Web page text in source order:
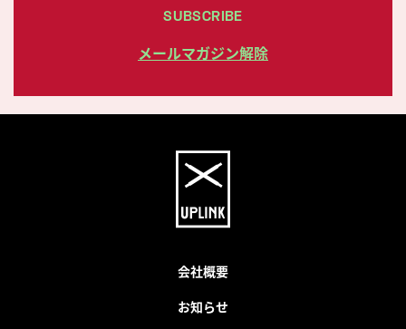
SUBSCRIBE
メールマガジン解除
会社概要
お知らせ